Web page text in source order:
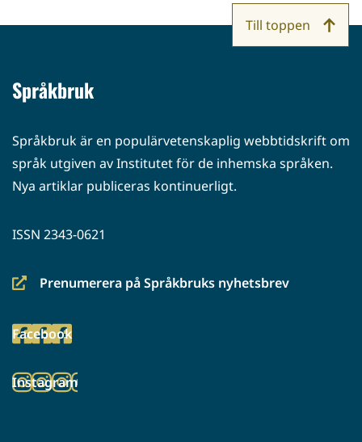
Språkbruk
Språkbruk är en populärvetenskaplig webbtidskrift om
språk utgiven av Institutet för de inhemska språken.
Nya artiklar publiceras kontinuerligt.
ISSN 2343-0621
Prenumerera på Språkbruks nyhetsbrev
(siirryt
palveluun)
Facebook
(siirryt
palveluun)
Instagram
(siirryt
Till toppen